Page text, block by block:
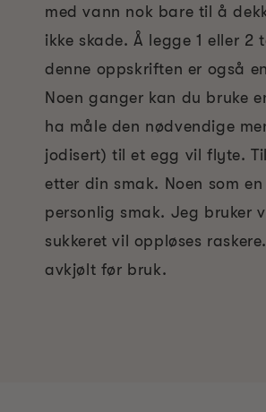
med vann nok bare til å
ikke skade. Å legge 1 eller 2
denne oppskriften er også
Noen ganger kan du bruke
ha måle den nødvendige
jodisert) til et egg vil flyte.
etter din smak. Noen som
personlig smak. Jeg bruker
sukkeret vil oppløses
avkjølt før bruk.